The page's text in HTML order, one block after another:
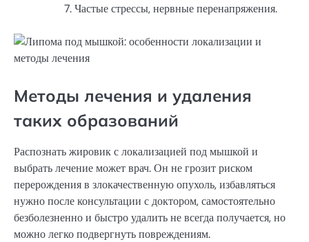
Частые стрессы, нервные перенапряжения.
Методы лечения и удаления
таких образований
Распознать жировик с локализацией под мышкой и
выбрать лечение может врач. Он не грозит риском
перерождения в злокачественную опухоль, избавляться
нужно после консультации с доктором, самостоятельно
безболезненно и быстро удалить не всегда получается, но
можно легко подвергнуть повреждениям.